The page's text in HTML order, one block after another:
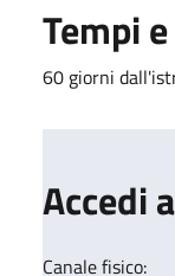
Tempi
60 giorni
Accedi
Canale fisico: